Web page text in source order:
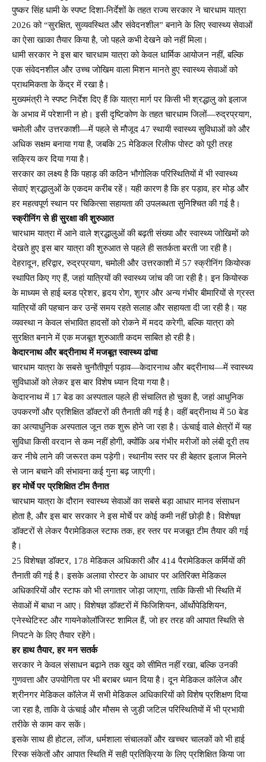
पुष्कर सिंह धामी के स्पष्ट दिशा-निर्देशों के तहत राज्य सरकार ने चारधाम यात्रा
2026 को “सुरक्षित, सुव्यवस्थित और संवेदनशील” बनाने के लिए स्वास्थ्य सेवाओं
का ऐसा खाका तैयार किया है, जो पहले कभी देखने को नहीं मिला।
धामी सरकार ने इस बार चारधाम यात्रा को केवल धार्मिक आयोजन नहीं, बल्कि
एक संवेदनशील और उच्च जोखिम वाला मिशन मानते हुए स्वास्थ्य सेवाओं को
प्राथमिकता के केंद्र में रखा है।
मुख्यमंत्री ने स्पष्ट निर्देश दिए हैं कि यात्रा मार्ग पर किसी भी श्रद्धालु को इलाज
के अभाव में परेशानी न हो। इसी दृष्टिकोण के तहत चारधाम जिलों—रुद्रप्रयाग,
चमोली और उत्तरकाशी—में पहले से मौजूद 47 स्थायी स्वास्थ्य सुविधाओं को और
अधिक सक्षम बनाया गया है, जबकि 25 मेडिकल रिलीफ पोस्ट को पूरी तरह
सक्रिय कर दिया गया है।
सरकार का लक्ष्य है कि पहाड़ की कठिन भौगोलिक परिस्थितियों में भी स्वास्थ्य
सेवाएं श्रद्धालुओं के एकदम करीब रहें। यही कारण है कि हर पड़ाव, हर मोड़ और
हर महत्वपूर्ण स्थान पर चिकित्सा सहायता की उपलब्धता सुनिश्चित की गई है।
स्क्रीनिंग से ही सुरक्षा की शुरुआत
चारधाम यात्रा में आने वाले श्रद्धालुओं की बढ़ती संख्या और स्वास्थ्य जोखिमों को
देखते हुए इस बार यात्रा की शुरुआत से पहले ही सतर्कता बरती जा रही है।
देहरादून, हरिद्वार, रुद्रप्रयाग, चमोली और उत्तरकाशी में 57 स्क्रीनिंग कियोस्क
स्थापित किए गए हैं, जहां यात्रियों की स्वास्थ्य जांच की जा रही है। इन कियोस्क
के माध्यम से हाई ब्लड प्रेशर, हृदय रोग, शुगर और अन्य गंभीर बीमारियों से ग्रस्त
यात्रियों की पहचान कर उन्हें समय रहते सलाह और सहायता दी जा रही है। यह
व्यवस्था न केवल संभावित हादसों को रोकने में मदद करेगी, बल्कि यात्रा को
सुरक्षित बनाने में एक मजबूत शुरुआती कदम साबित हो रही है।
केदारनाथ और बद्रीनाथ में मजबूत स्वास्थ्य ढांचा
चारधाम यात्रा के सबसे चुनौतीपूर्ण पड़ाव—केदारनाथ और बद्रीनाथ—में स्वास्थ्य
सुविधाओं को लेकर इस बार विशेष ध्यान दिया गया है।
केदारनाथ में 17 बेड का अस्पताल पहले ही संचालित हो चुका है, जहां आधुनिक
उपकरणों और प्रशिक्षित डॉक्टरों की तैनाती की गई है। वहीं बद्रीनाथ में 50 बेड
का अत्याधुनिक अस्पताल जून तक शुरू होने जा रहा है। ऊंचाई वाले क्षेत्रों में यह
सुविधा किसी वरदान से कम नहीं होगी, क्योंकि अब गंभीर मरीजों को लंबी दूरी तय
कर नीचे लाने की जरूरत कम पड़ेगी। स्थानीय स्तर पर ही बेहतर इलाज मिलने
से जान बचाने की संभावना कई गुना बढ़ जाएगी।
हर मोर्चे पर प्रशिक्षित टीम तैनात
चारधाम यात्रा के दौरान स्वास्थ्य सेवाओं का सबसे बड़ा आधार मानव संसाधन
होता है, और इस बार सरकार ने इस मोर्चे पर कोई कमी नहीं छोड़ी है। विशेषज्ञ
डॉक्टरों से लेकर पैरामेडिकल स्टाफ तक, हर स्तर पर मजबूत टीम तैयार की गई
है।
25 विशेषज्ञ डॉक्टर, 178 मेडिकल अधिकारी और 414 पैरामेडिकल कर्मियों की
तैनाती की गई है। इसके अलावा रोस्टर के आधार पर अतिरिक्त मेडिकल
अधिकारियों और स्टाफ को भी लगातार जोड़ा जाएगा, ताकि किसी भी स्थिति में
सेवाओं में बाधा न आए। विशेषज्ञ डॉक्टरों में फिजिशियन, ऑर्थोपेडिशियन,
एनेस्थेटिस्ट और गायनेकोलॉजिस्ट शामिल हैं, जो हर तरह की आपात स्थिति से
निपटने के लिए तैयार रहेंगे।
हर हाथ तैयार, हर मन सतर्क
सरकार ने केवल संसाधन बढ़ाने तक खुद को सीमित नहीं रखा, बल्कि उनकी
गुणवत्ता और उपयोगिता पर भी बराबर ध्यान दिया है। दून मेडिकल कॉलेज और
श्रीनगर मेडिकल कॉलेज में सभी मेडिकल अधिकारियों को विशेष प्रशिक्षण दिया
जा रहा है, ताकि वे ऊंचाई और मौसम से जुड़ी जटिल परिस्थितियों में भी प्रभावी
तरीके से काम कर सकें।
इसके साथ ही होटल, लॉज, धर्मशाला संचालकों और खच्चर चालकों को भी हाई
रिस्क संकेतों और आपात स्थिति में सही प्रतिक्रिया के लिए प्रशिक्षित किया जा